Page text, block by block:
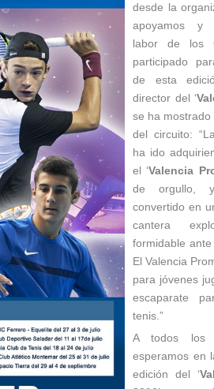
desde la
apoyamos y
labor de los
participado
de esta
director del ‘
se ha mostrado
del circuito:
ha ido
el ‘Valencia
de orgullo,
convertido en
cantera
formidable
El Valencia
para jóvenes
escaparate
tenis.”
A todos los
esperamos en
edición del ‘